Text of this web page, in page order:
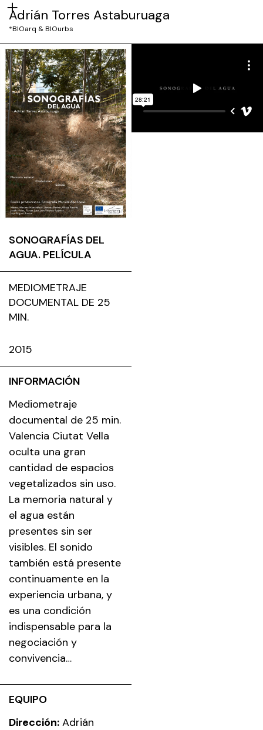
Adrián Torres Astaburuaga
*BIOarq & BIOurbs
SONOGRAFÍAS DEL
AGUA. PELÍCULA
MEDIOMETRAJE
DOCUMENTAL DE 25
MIN.
2015
INFORMACIÓN
Mediometraje
documental de 25 min.
Valencia Ciutat Vella
oculta una gran
cantidad de espacios
vegetalizados sin uso.
La memoria natural y
el agua están
presentes sin ser
visibles. El sonido
también está presente
continuamente en la
experiencia urbana, y
es una condición
indispensable para la
negociación y
convivencia…
EQUIPO
Dirección: Adrián